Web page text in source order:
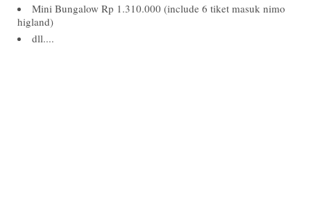
Mini Bungalow Rp 1.310.000 (include 6 tiket masuk nimo
higland)
dll....